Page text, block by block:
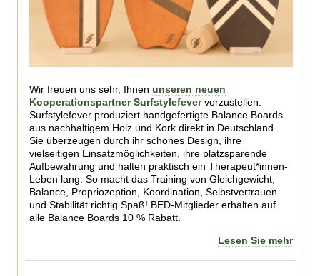
Wir freuen uns sehr, Ihnen unseren neuen
Kooperationspartner Surfstylefevervorzustellen.
Surfstylefever produziert handgefertigte Balance Boards
aus nachhaltigem Holz und Kork direkt in Deutschland.
Sie überzeugen durch ihr schönes Design, ihre
vielseitigen Einsatzmöglichkeiten, ihre platzsparende
Aufbewahrung und halten praktisch ein Therapeut*innen-
Leben lang. So macht das Training von Gleichgewicht,
Balance, Propriozeption, Koordination, Selbstvertrauen
und Stabilität richtig Spaß! BED-Mitglieder erhalten auf
alle Balance Boards 10 % Rabatt.
Lesen Sie mehr